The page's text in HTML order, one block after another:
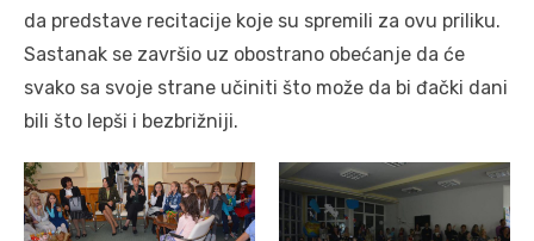
da predstave recitacije koje su spremili za ovu priliku.
Sastanak se završio uz obostrano obećanje da će
svako sa svoje strane učiniti što može da bi đački dani
bili što lepši i bezbrižniji.